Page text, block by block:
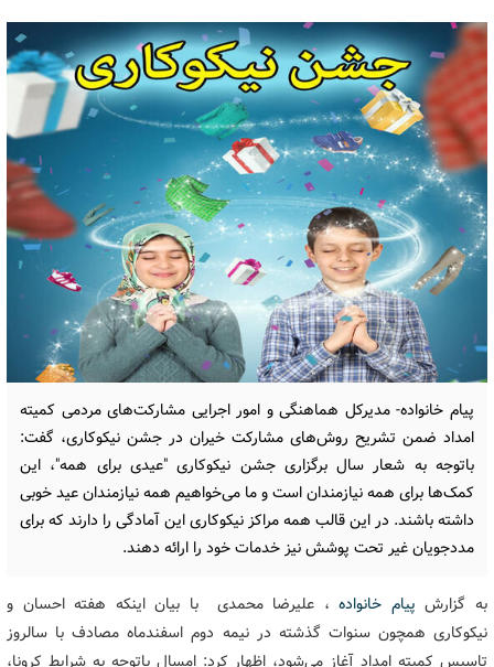
پیام خانواده- مدیرکل هماهنگی و امور اجرایی مشارکت‌های مردمی کمیته
امداد ضمن تشریح روش‌های مشارکت خیران در جشن نیکوکاری، گفت:
باتوجه به شعار سال برگزاری جشن نیکوکاری "عیدی برای همه"، این
کمک‌ها برای همه نیازمندان است و ما می‌خواهیم همه نیازمندان عید خوبی
داشته باشند. در این قالب همه مراکز نیکوکاری این آمادگی را دارند که برای
مددجویان غیر تحت پوشش نیز خدمات خود را ارائه دهند.
به گزارش پیام خانواده، علیرضا محمدی با بیان اینکه هفته احسان و
نیکوکاری همچون سنوات گذشته در نیمه دوم اسفندماه مصادف با سالروز
تاسیس کمیته امداد آغاز می‌شود، اظهار کرد: امسال باتوجه به شرایط کرونا،